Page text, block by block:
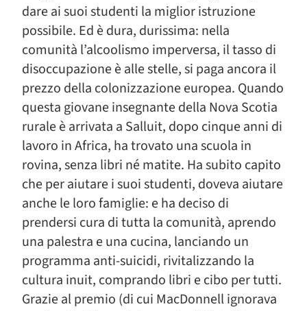
dare ai suoi studenti la miglior istruzione
possibile. Ed è dura, durissima: nella
comunità l’alcoolismo imperversa, il tasso di
disoccupazione è alle stelle, si paga ancora il
prezzo della colonizzazione europea. Quando
questa giovane insegnante della Nova Scotia
rurale è arrivata a Salluit, dopo cinque anni di
lavoro in Africa, ha trovato una scuola in
rovina, senza libri né matite. Ha subito capito
che per aiutare i suoi studenti, doveva aiutare
anche le loro famiglie: e ha deciso di
prendersi cura di tutta la comunità, aprendo
una palestra e una cucina, lanciando un
programma anti-suicidi, rivitalizzando la
cultura inuit, comprando libri e cibo per tutti.
Grazie al premio (di cui MacDonnell ignorava